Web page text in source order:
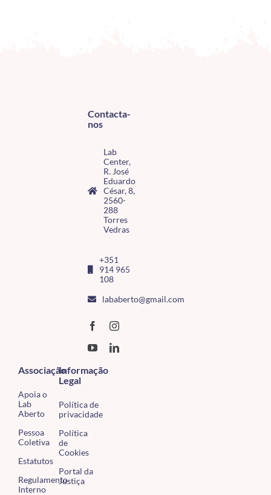
Contacta-
nos
Lab
Center,
R. José
Eduardo
César, 8,
2560-
288
Torres
Vedras
+351
914 965
108
lababerto@gmail.com
Associação
Apoia o
Lab
Aberto
Pessoa
Coletiva
Estatutos
Regulamento
Interno
Informação
Legal
Política de
privacidade
Política
de
Cookies
Portal da
Justiça